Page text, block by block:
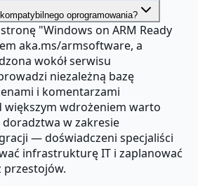
oprogramowania?
"Windows on ARM Ready
aka.ms/armsoftware, a
wokół serwisu
niezależną bazę
i komentarzami
większym wdrożeniem warto
w zakresie
— doświadczeni specjaliści
infrastrukturę IT i zaplanować
przestojów.